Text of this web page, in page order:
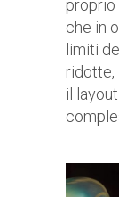
proprio
che in
limiti
ridotte,
il